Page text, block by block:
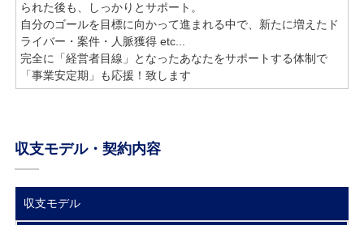
られた後も、しっかりとサポート。
自分のゴールを目標に向かって進まれる中で、新たに増えたド
ライバー・案件・人脈獲得 etc...
完全に「経営者目線」となったあなたをサポートする体制で
「事業安定期」も応援！致します
収支モデル・契約内容
収支モデル